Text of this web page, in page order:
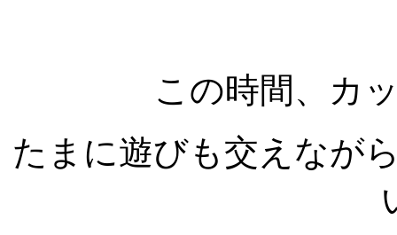
この時間、カ
たまに遊びも交えなが